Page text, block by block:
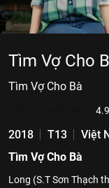
Tìm Vợ Cho
Tìm Vợ Cho Bà
4.9
2018 T13 Việt
Tìm Vợ Cho Bà
Long (S.T Sơn Thạch